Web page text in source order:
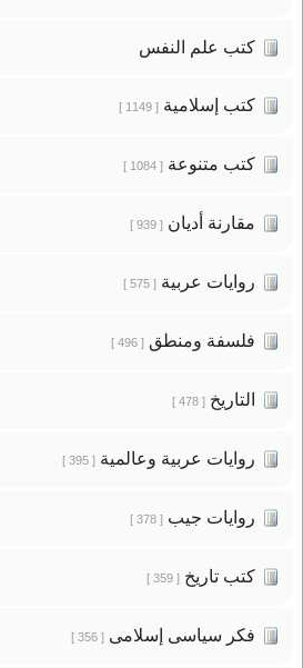
كتب علم النفس
كتب إسلامية[ 1149 ]
كتب متنوعة[ 1084 ]
مقارنة أديان[ 939 ]
روايات عربية[ 575 ]
فلسفة ومنطق[ 496 ]
التاريخ[ 478 ]
روايات عربية وعالمية[ 395 ]
روايات جيب[ 378 ]
كتب تاريخ[ 359 ]
فكر سياسى إسلامى[ 356 ]